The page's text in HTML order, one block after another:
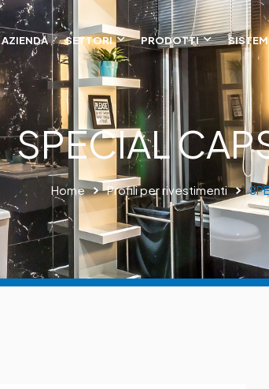
AZIENDA SETTORI PRODOTTI
SPECIAL
Home Profili per rivestimenti